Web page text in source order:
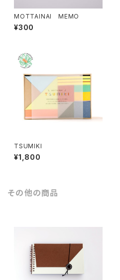
MOTTAINAI MEMO
¥300
TSUMIKI
¥1,800
その他の商品